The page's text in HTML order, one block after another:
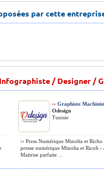
par cette
Infographiste / Designer /
›› Graphiste
Odesign
Tunisie
›› Press Numérique Minolta et
presse numérique Minolta et Ricoh
Maitrise parfaite ...